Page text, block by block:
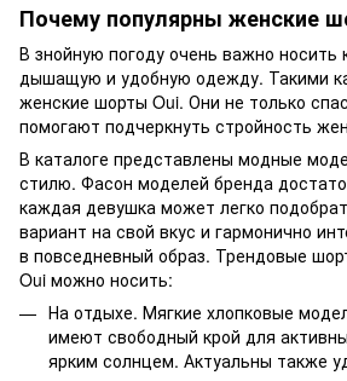
Почему популярны женские
В знойную погоду очень важно носить
дышащую и удобную одежду. Такими
женские шорты Oui. Они не только
помогают подчеркнуть стройность
В каталоге представлены модные
стилю. Фасон моделей бренда
каждая девушка может легко
вариант на свой вкус и гармонично
в повседневный образ. Трендовые
Oui можно носить:
На отдыхе. Мягкие хлопковые
имеют свободный крой для
ярким солнцем. Актуальны также